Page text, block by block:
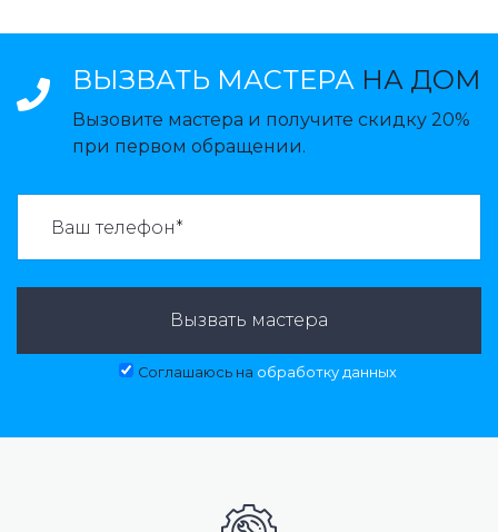
ВЫЗВАТЬ МАСТЕРА НА ДОМ
Вызовите мастера и получите скидку 20%
при первом обращении.
Вызвать мастера
Соглашаюсь на обработку данных